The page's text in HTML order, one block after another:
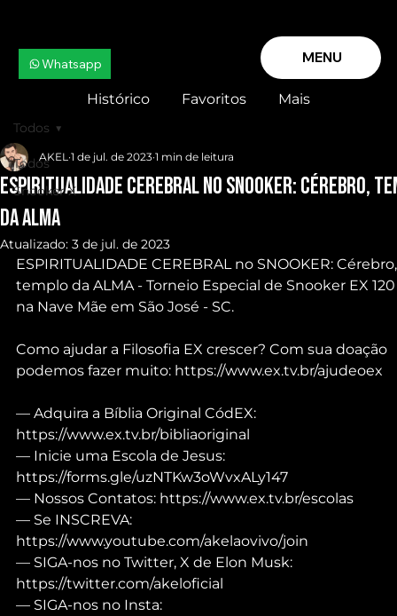
MENU
Whatsapp
Histórico Favoritos Mais
Todos
Snooker X
Todos
ESPIRITUALIDADE CEREBRAL no SNOOKER: Cérebro,
da ALMA
AKEL 1 de jul. de 2023 1 min de leitura
Atualizado: 3 de jul. de 2023
ESPIRITUALIDADE CEREBRAL no SNOOKER:
templo da ALMA - Torneio Especial de Snooker EX
na Nave Mãe em São José - SC.
Como ajudar a Filosofia EX crescer? Com sua doação
podemos fazer muito: https://www.ex.tv.br/ajudeoex
— Adquira a Bíblia Original CódEX:
https://www.ex.tv.br/bibliaoriginal
— Inicie uma Escola de Jesus:
https://forms.gle/uzNTKw3oWvxALy147
— Nossos Contatos: https://www.ex.tv.br/escolas
— Se INSCREVA:
https://www.youtube.com/akelaovivo/join
— SIGA-nos no Twitter, X de Elon Musk:
https://twitter.com/akeloficial
— SIGA-nos no Insta: